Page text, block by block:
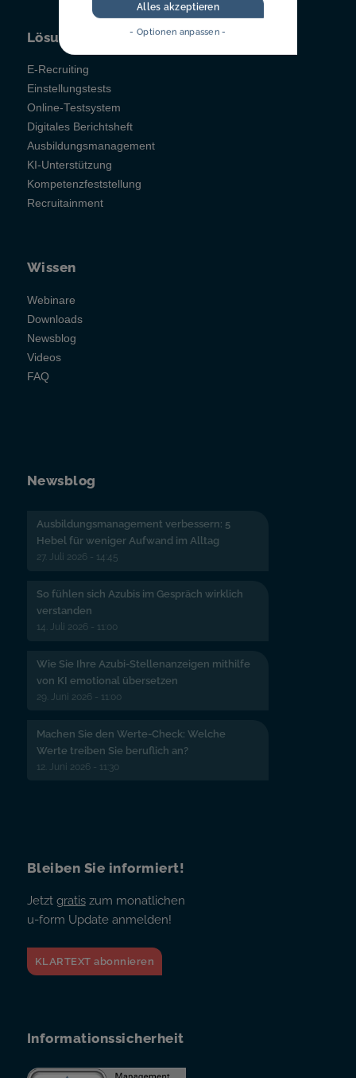
Lösungen
E-Recruiting
Einstellungstests
Online-Testsystem
Digitales Berichtsheft
Ausbildungsmanagement
KI-Unterstützung
Kompetenzfeststellung
Recruitainment
Wissen
Webinare
Downloads
Newsblog
Videos
FAQ
Newsblog
Ausbildungsmanagement verbessern: 5
Hebel für weniger Aufwand im Alltag
27. Juli 2026 - 14:45
So fühlen sich Azubis im Gespräch wirklich
verstanden
14. Juli 2026 - 11:00
Wie Sie Ihre Azubi-Stellenanzeigen mithilfe
von KI emotional übersetzen
29. Juni 2026 - 11:00
Machen Sie den Werte-Check: Welche
Werte treiben Sie beruflich an?
12. Juni 2026 - 11:30
Bleiben Sie informiert!
Jetzt gratiszum monatlichen
u-form Update anmelden!
KLARTEXT abonnieren
Informationssicherheit
Alles akzeptieren
- Optionen anpassen -